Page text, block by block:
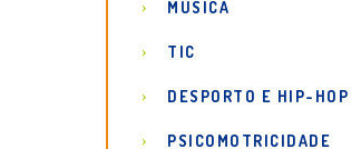
MÚSICA
TIC
DESPORTO E HIP-HOP
PSICOMOTRICIDADE